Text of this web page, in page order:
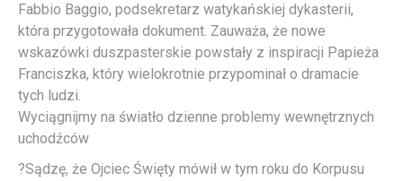
Fabbio Baggio, podsekretarz watykańskiej dykasterii,
która przygotowała dokument. Zauważa, że nowe
wskazówki duszpasterskie powstały z inspiracji Papieża
Franciszka, który wielokrotnie przypominał o dramacie
tych ludzi.
Wyciągnijmy na światło dzienne problemy wewnętrznych
uchodźców
?Sądzę, że Ojciec Święty mówił w tym roku do Korpusu